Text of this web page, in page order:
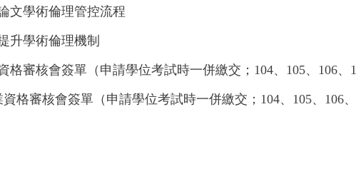
文學術倫理管控流程
升學術倫理機制
格審核會簽單（申請學位考試時一併繳交； 104、 105、 106、
資格審核會簽單（申請學位考試時一併繳交； 104、 105、 106、